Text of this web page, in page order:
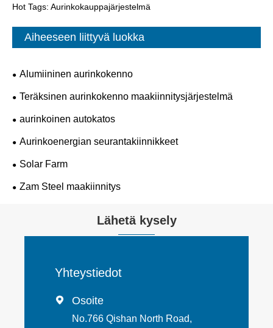
Hot Tags: Aurinkokauppajärjestelmä
Aiheeseen liittyvä luokka
Alumiininen aurinkokenno
Teräksinen aurinkokenno maakiinnitysjärjestelmä
aurinkoinen autokatos
Aurinkoenergian seurantakiinnikkeet
Solar Farm
Zam Steel maakiinnitys
Lähetä kysely
Yhteystiedot
 Osoite
No.766 Qishan North Road,